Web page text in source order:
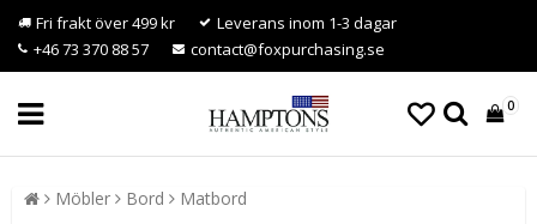
Fri frakt över 499 kr
Leverans inom 1-3 dagar
+46 73 370 88 57
contact@foxpurchasing.se
0
Möbler Bord Matbord